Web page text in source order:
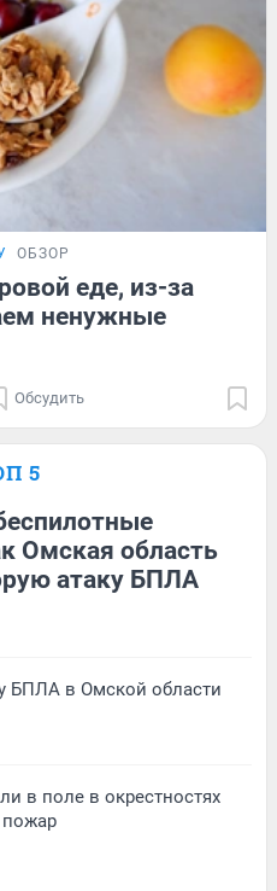
ОБЗОР
еде, из-за
ненужные
Обсудить
5
Омская область
атаку БПЛА
БПЛА в Омской области
в поле в окрестностях